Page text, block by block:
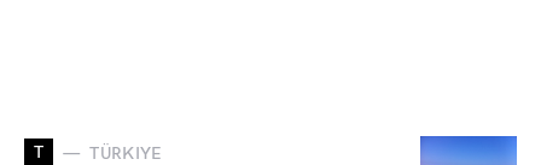
T TÜRKIYE